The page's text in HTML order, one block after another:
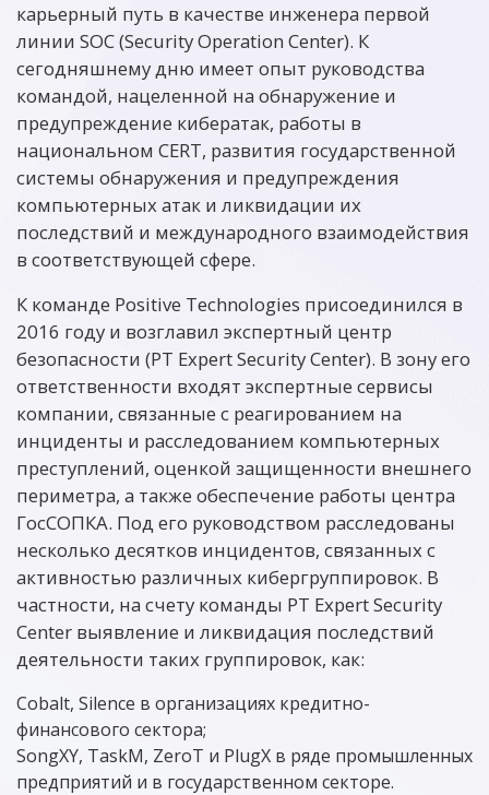
карьерный путь в качестве инженера первой
линии SOC (Security Operation Center). К
сегодняшнему дню имеет опыт руководства
командой, нацеленной на обнаружение и
предупреждение кибератак, работы в
национальном CERT, развития государственной
системы обнаружения и предупреждения
компьютерных атак и ликвидации их
последствий и международного взаимодействия
в соответствующей сфере.
К команде Positive Technologies присоединился в
2016 году и возглавил экспертный центр
безопасности (PT Expert Security Center). В зону его
ответственности входят экспертные сервисы
компании, связанные с реагированием на
инциденты и расследованием компьютерных
преступлений, оценкой защищенности внешнего
периметра, а также обеспечение работы центра
ГосСОПКА. Под его руководством расследованы
несколько десятков инцидентов, связанных с
активностью различных кибергруппировок. В
частности, на счету команды PT Expert Security
Center выявление и ликвидация последствий
деятельности таких группировок, как:
Cobalt, Silence в организациях кредитно-
финансового сектора;
SongXY, TaskM, ZeroT и PlugX в ряде промышленных
предприятий и в государственном секторе.